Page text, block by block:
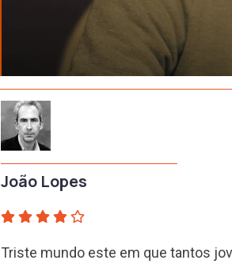
João Lopes
Triste mundo este em que tantos